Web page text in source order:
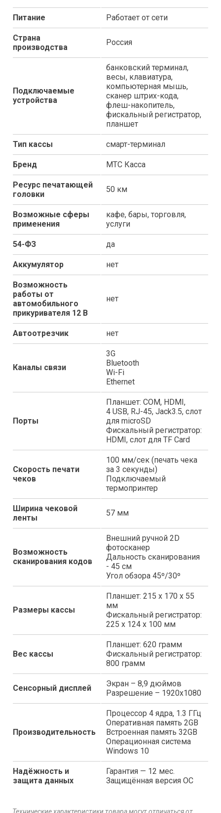
Питание Работает от сети
Страна
производства
Россия
Подключаемые
устройства
банковский терминал,
весы, клавиатура,
компьютерная мышь,
сканер штрих-кода,
флеш-накопитель,
фискальный регистратор,
планшет
Тип кассы смарт-терминал
Бренд МТС Касса
Ресурс печатающей
головки
50 км
Возможные сферы
применения
кафе, бары, торговля,
услуги
54-ФЗ да
Аккумулятор нет
Возможность
работы от
автомобильного
прикуривателя 12 В
нет
Автоотрезчик нет
Каналы связи
3G
Bluetooth
Wi-Fi
Ethernet
Порты
Планшет: COM, HDMI,
4 USB, RJ-45, Jack3.5, слот
для microSD
Фискальный регистратор:
HDMI, слот для TF Card
Скорость печати
чеков
100 мм/сек (печать чека
за 3 секунды)
Подключаемый
термопринтер
Ширина чековой
ленты
57 мм
Возможность
сканирования кодов
Внешний ручной 2D
фотосканер
Дальность сканирования
- 45 см
Угол обзора 45º/30º
Размеры кассы
Планшет: 215 х 170 х 55
мм
Фискальный регистратор:
225 х 124 х 100 мм
Вес кассы
Планшет: 620 грамм
Фискальный регистратор:
800 грамм
Сенсорный дисплей
Экран – 8,9 дюймов
Разрешение – 1920х1080
Производительность
Процессор 4 ядра, 1.3 ГГц
Оперативная память 2GB
Встроенная память 32GB
Операционная система
Windows 10
Надёжность и
защита данных
Гарантия — 12 мес.
Защищённая версия ОС